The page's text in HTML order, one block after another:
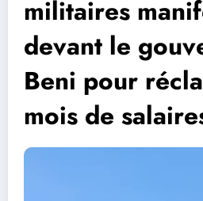
militaires
devant le
Beni pour
mois de